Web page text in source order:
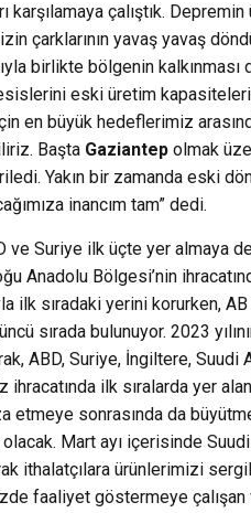
karşılamaya çalıştık.
çarklarının yavaş yavaş
birlikte bölgenin
eski üretim
en büyük hedeflerimiz
Başta Gaziantep olmak
Yakın bir zamanda eski
inancım tam” dedi.
ve Suriye ilk üçte yer almaya
Anadolu Bölgesi’nin
ilk sıradaki yerini korurken,
sırada bulunuyor. 2023
ABD, Suriye, İngiltere,
ihracatında ilk sıralarda yer
etmeye sonrasında da
Mart ayı içerisinde
ithalatçılara ürünlerimizi
faaliyet göstermeye